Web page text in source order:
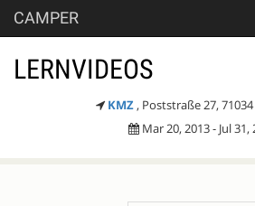
CAMPER
LERNVIDEOS
KMZ , Poststraße 27,
Mar 20, 2013 - Jul 31,